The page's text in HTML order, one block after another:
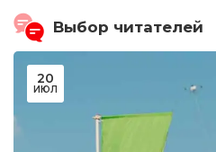
Выбор читателей
20
ИЮЛ